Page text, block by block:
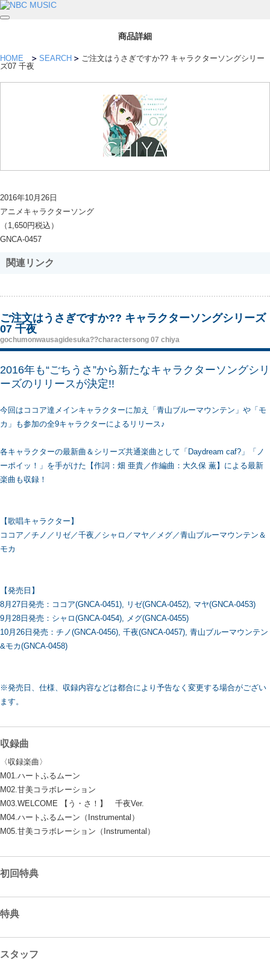
商品詳細
HOME SEARCH
ご注文はうさぎですか?? キャラクターソングシリー
ズ07 千夜
2016年10月26日
アニメキャラクターソング
（1,650円税込）
GNCA-0457
関連リンク
ご注文はうさぎですか?? キャラクターソングシリーズ
07 千夜
gochumonwausagidesuka??charactersong 07 chiya
2016年も“ごちうさ”から新たなキャラクターソングシリ
ーズのリリースが決定!!
今回はココア達メインキャラクターに加え「青山ブルーマウンテン」や「モ
カ」も参加の全9キャラクターによるリリース♪
各キャラクターの最新曲＆シリーズ共通楽曲として「Daydream caf?」「ノ
ーポイッ！」を手がけた【作詞：畑 亜貴／作編曲：大久保 薫】による最新
楽曲も収録！
【歌唱キャラクター】
ココア／チノ／リゼ／千夜／シャロ／マヤ／メグ／青山ブルーマウンテン＆
モカ
【発売日】
8月27日発売：ココア(GNCA-0451), リゼ(GNCA-0452), マヤ(GNCA-0453)
9月28日発売：シャロ(GNCA-0454), メグ(GNCA-0455)
10月26日発売：チノ(GNCA-0456), 千夜(GNCA-0457), 青山ブルーマウンテン
&モカ(GNCA-0458)
※発売日、仕様、収録内容などは都合により予告なく変更する場合がござい
ます。
収録曲
〈収録楽曲〉
M01.ハートふるムーン
M02.甘美コラボレーション
M03.WELCOME 【う・さ！】 千夜Ver.
M04.ハートふるムーン（Instrumental）
M05.甘美コラボレーション（Instrumental）
初回特典
特典
スタッフ